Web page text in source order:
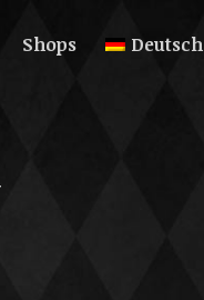
Shops Deutsch